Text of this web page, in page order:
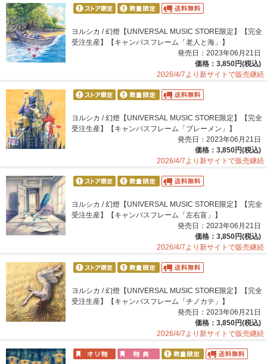
ヨルシカ / 幻燈【UNIVERSAL MUSIC STORE限定】【完全
受注生産】【キャンバスフレーム「老人と海」】
発売日：2023年06月21日
価格：3,850円(税込)
2026/4/7より新サイトで販売継続
ヨルシカ / 幻燈【UNIVERSAL MUSIC STORE限定】【完全
受注生産】【キャンバスフレーム「ブレーメン」】
発売日：2023年06月21日
価格：3,850円(税込)
2026/4/7より新サイトで販売継続
ヨルシカ / 幻燈【UNIVERSAL MUSIC STORE限定】【完全
受注生産】【キャンバスフレーム「左右盲」】
発売日：2023年06月21日
価格：3,850円(税込)
2026/4/7より新サイトで販売継続
ヨルシカ / 幻燈【UNIVERSAL MUSIC STORE限定】【完全
受注生産】【キャンバスフレーム「チノカテ」】
発売日：2023年06月21日
価格：3,850円(税込)
2026/4/7より新サイトで販売継続